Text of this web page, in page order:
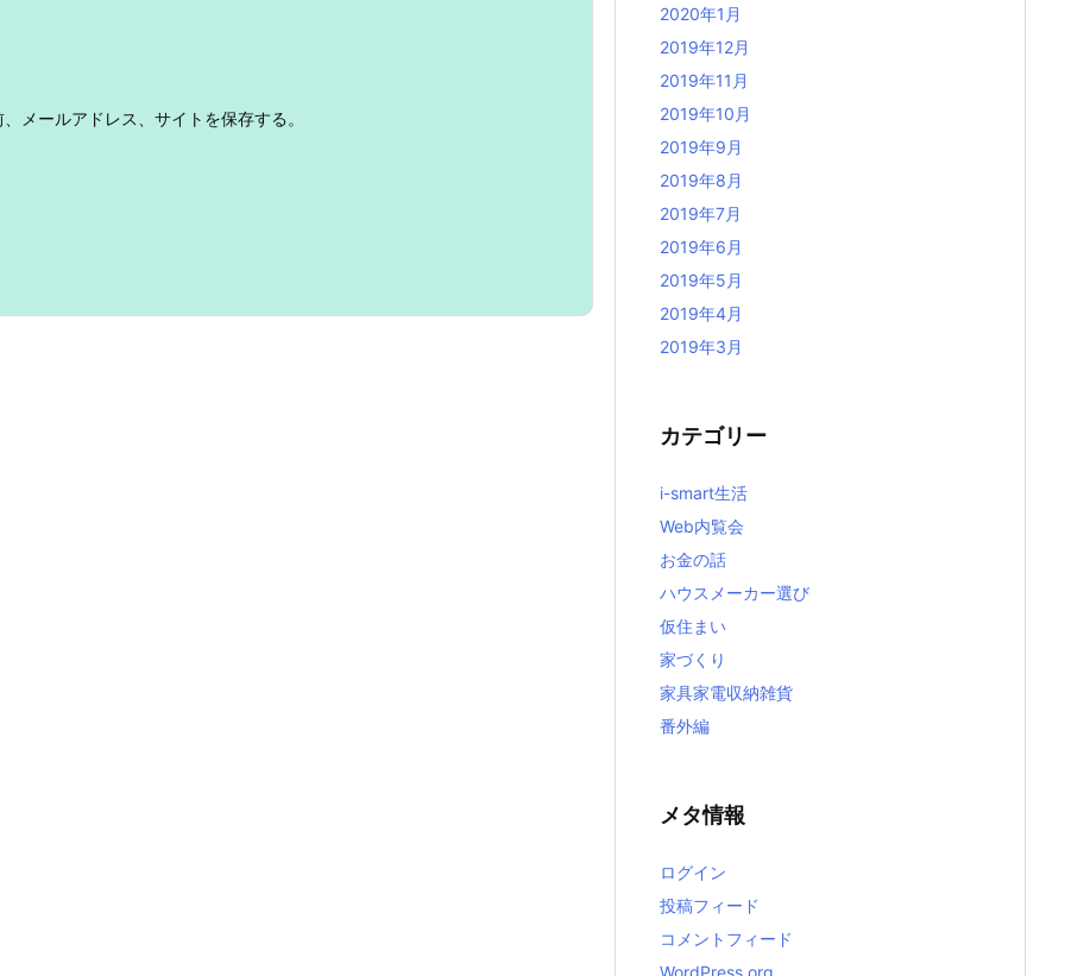
メールアドレス、サイトを保存する。
2020年1月
2019年12月
2019年11月
2019年10月
2019年9月
2019年8月
2019年7月
2019年6月
2019年5月
2019年4月
2019年3月
カテゴリー
i-smart生活
Web内覧会
お金の話
ハウスメーカー選び
仮住まい
家づくり
家具家電収納雑貨
番外編
メタ情報
ログイン
投稿フィード
コメントフィード
WordPress.org